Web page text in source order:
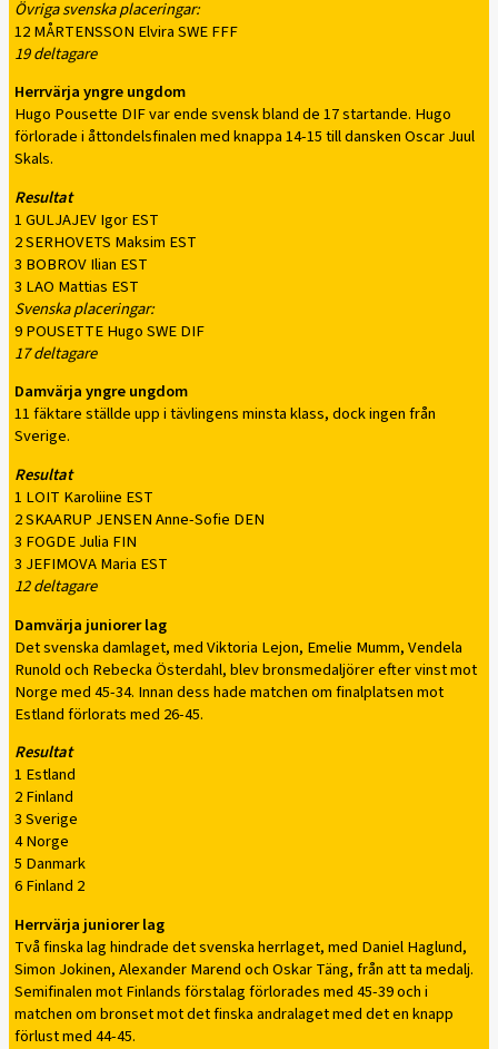
Övriga svenska placeringar:
12 MÅRTENSSON Elvira SWE FFF
19 deltagare
Herrvärja yngre ungdom
Hugo Pousette DIF var ende svensk bland de 17 startande. Hugo
förlorade i åttondelsfinalen med knappa 14-15 till dansken Oscar Juul
Skals.
Resultat
1 GULJAJEV Igor EST
2 SERHOVETS Maksim EST
3 BOBROV Ilian EST
3 LAO Mattias EST
Svenska placeringar:
9 POUSETTE Hugo SWE DIF
17 deltagare
Damvärja yngre ungdom
11 fäktare ställde upp i tävlingens minsta klass, dock ingen från
Sverige.
Resultat
1 LOIT Karoliine EST
2 SKAARUP JENSEN Anne-Sofie DEN
3 FOGDE Julia FIN
3 JEFIMOVA Maria EST
12 deltagare
Damvärja juniorer lag
Det svenska damlaget, med Viktoria Lejon, Emelie Mumm, Vendela
Runold och Rebecka Österdahl, blev bronsmedaljörer efter vinst mot
Norge med 45-34. Innan dess hade matchen om finalplatsen mot
Estland förlorats med 26-45.
Resultat
1 Estland
2 Finland
3 Sverige
4 Norge
5 Danmark
6 Finland 2
Herrvärja juniorer lag
Två finska lag hindrade det svenska herrlaget, med Daniel Haglund,
Simon Jokinen, Alexander Marend och Oskar Täng, från att ta medalj.
Semifinalen mot Finlands förstalag förlorades med 45-39 och i
matchen om bronset mot det finska andralaget med det en knapp
förlust med 44-45.